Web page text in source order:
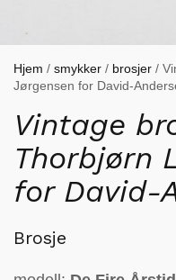
Hjem / smykker / brosjer /
Jørgensen for David-
Vintage
Thorbjørn
for David-
Brosje